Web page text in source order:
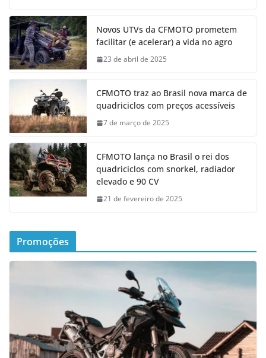
Novos UTVs da CFMOTO prometem
facilitar (e acelerar) a vida no agro
23 de abril de 2025
CFMOTO traz ao Brasil nova marca de
quadriciclos com preços acessíveis
7 de março de 2025
CFMOTO lança no Brasil o rei dos
quadriciclos com snorkel, radiador
elevado e 90 CV
21 de fevereiro de 2025
Promoções